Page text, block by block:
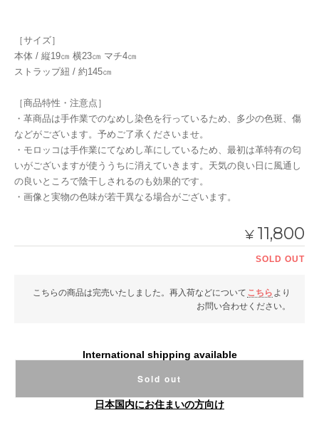
［サイズ］
本体 / 縦19㎝ 横23㎝ マチ4㎝
ストラップ紐 / 約145㎝
［商品特性・注意点］
・革商品は手作業でのなめし染色を行っているため、多少の色斑、傷
などがございます。予めご了承くださいませ。
・モロッコは手作業にてなめし革にしているため、最初は革特有の匂
いがございますが使ううちに消えていきます。天気の良い日に風通し
の良いところで陰干しされるのも効果的です。
・画像と実物の色味が若干異なる場合がございます。
¥ 11,800
SOLD OUT
こちらの商品は完売いたしました。再入荷などについて こちら より
お問い合わせください。
International shipping available
Sold out
日本国内にお住まいの方向け